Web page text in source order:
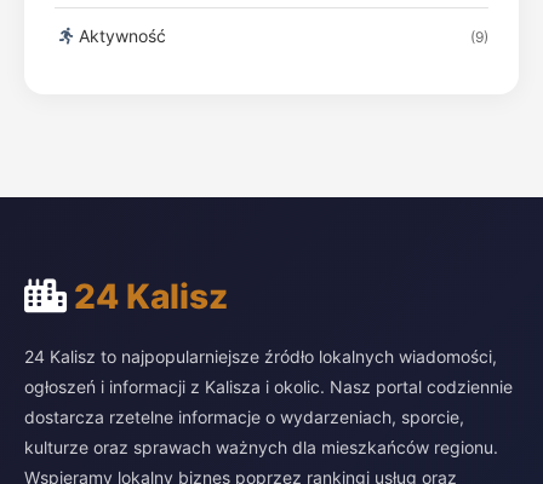
Aktywność (9)
24 Kalisz
24 Kalisz to najpopularniejsze źródło lokalnych wiadomości,
ogłoszeń i informacji z Kalisza i okolic. Nasz portal codziennie
dostarcza rzetelne informacje o wydarzeniach, sporcie,
kulturze oraz sprawach ważnych dla mieszkańców regionu.
Wspieramy lokalny biznes poprzez rankingi usług oraz